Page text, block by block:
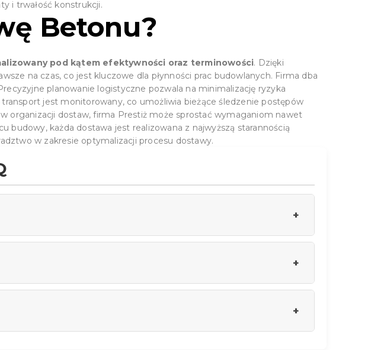
i trwałość konstrukcji.
Betonu?
pod kątem efektywności oraz terminowości. Dzięki
na czas, co jest kluczowe dla płynności prac budowlanych. Firma dba
planowanie logistyczne pozwala na minimalizację ryzyka
jest monitorowany, co umożliwia bieżące śledzenie postępów
organizacji dostaw, firma Prestiż może sprostać wymaganiom nawet
budowy, każda dostawa jest realizowana z najwyższą starannością
w zakresie optymalizacji procesu dostawy.